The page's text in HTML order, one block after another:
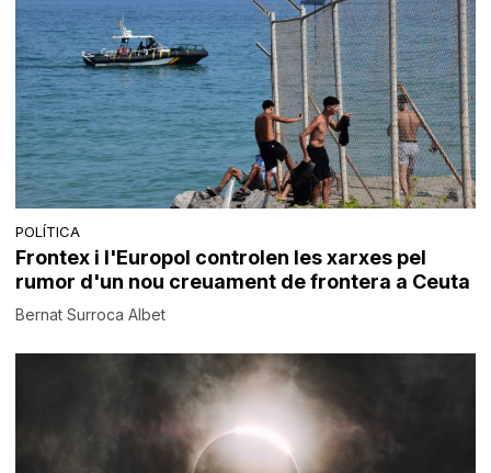
POLÍTICA
Frontex i l'Europol controlen les xarxes pel
rumor d'un nou creuament de frontera a Ceuta
Bernat Surroca Albet